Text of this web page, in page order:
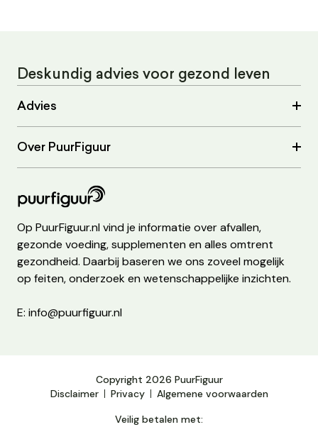
Deskundig advies voor gezond leven
Advies
Over PuurFiguur
Op PuurFiguur.nl vind je informatie over afvallen,
gezonde voeding, supplementen en alles omtrent
gezondheid. Daarbij baseren we ons zoveel mogelijk
op feiten, onderzoek en wetenschappelijke inzichten.
E: info@puurfiguur.nl
Copyright 2026 PuurFiguur
Disclaimer
Privacy
Algemene voorwaarden
Veilig betalen met: